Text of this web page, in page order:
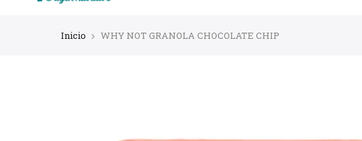
Inicio WHY NOT GRANOLA CHOCOLATE CHIP